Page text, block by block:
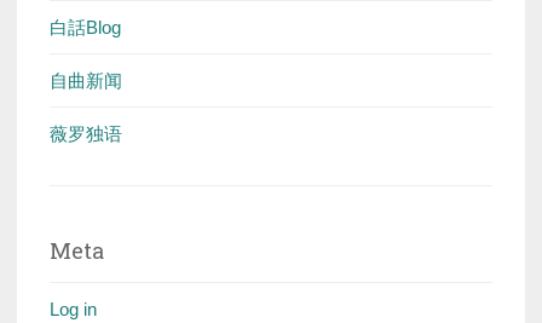
白話Blog
自曲新闻
薇罗独语
Meta
Log in